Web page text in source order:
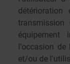
l'occasion
et/ou de